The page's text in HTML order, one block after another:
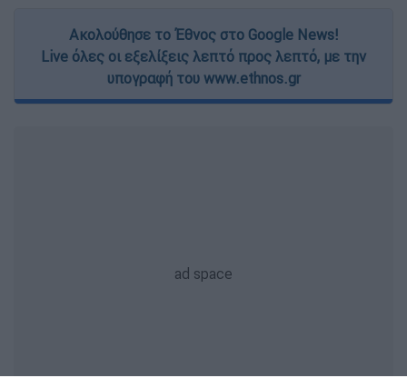
Ακολούθησε το Έθνος στο Google News!
Live όλες οι εξελίξεις λεπτό προς λεπτό, με την
υπογραφή του www.ethnos.gr